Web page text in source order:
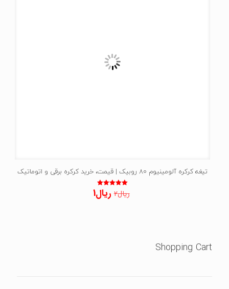
تیغه کرکره آلومینیوم 80 روبیک | قیمت، خرید کرکره برقی و اتوماتیک
نمره
5.00ریال2 قیمت
اصلی:
ریال1قیمت
Shopping Cart